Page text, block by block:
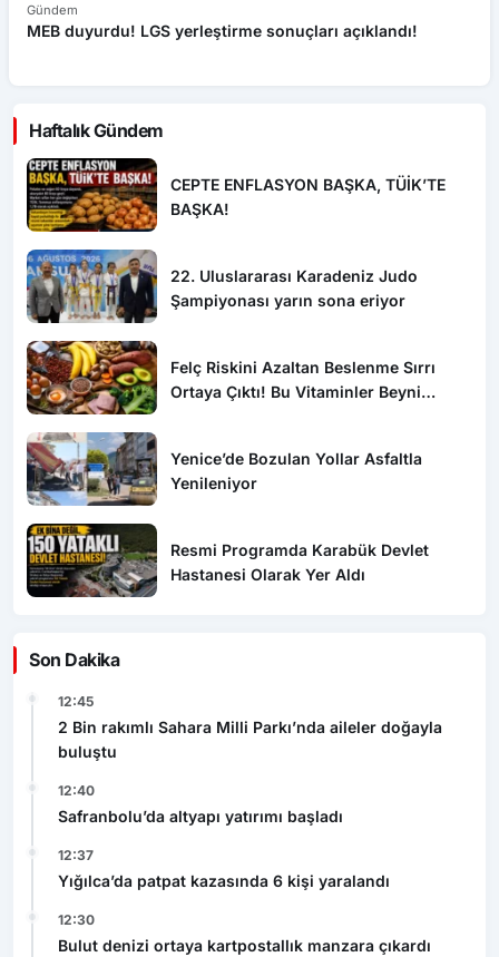
Gündem
MEB duyurdu! LGS yerleştirme sonuçları açıklandı!
Haftalık Gündem
CEPTE ENFLASYON BAŞKA, TÜİK’TE
BAŞKA!
22. Uluslararası Karadeniz Judo
Şampiyonası yarın sona eriyor
Felç Riskini Azaltan Beslenme Sırrı
Ortaya Çıktı! Bu Vitaminler Beyni
Yenice’de Bozulan Yollar Asfaltla
Yenileniyor
Resmi Programda Karabük Devlet
Hastanesi Olarak Yer Aldı
Son Dakika
12:45
2 Bin rakımlı Sahara Milli Parkı’nda aileler doğayla
buluştu
12:40
Safranbolu’da altyapı yatırımı başladı
12:37
Yığılca’da patpat kazasında 6 kişi yaralandı
12:30
Bulut denizi ortaya kartpostallık manzara çıkardı